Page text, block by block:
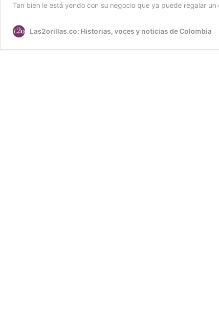
Tan bien le está yendo con su negocio que ya puede regalar
Las2orillas.co: Historias, voces y noticias de Colombia